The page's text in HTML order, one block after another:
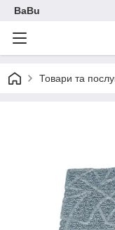
BaBu
Товари та